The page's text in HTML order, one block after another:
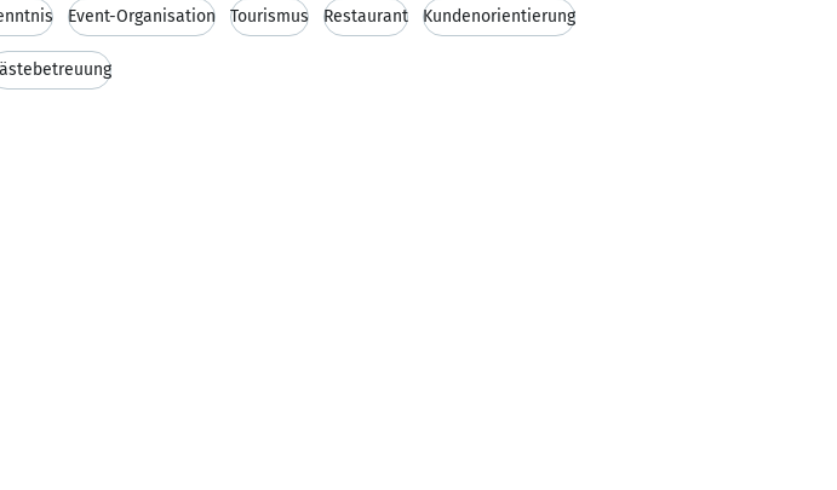
Event-Organisation Tourismus Restaurant Kundenorientierung